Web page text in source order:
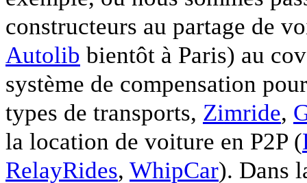
constructeurs au partage de
Autolib bientôt à Paris) au
système de compensation
types de transports, Zimride,
la location de voiture en P2P (
RelayRides, WhipCar). Dans